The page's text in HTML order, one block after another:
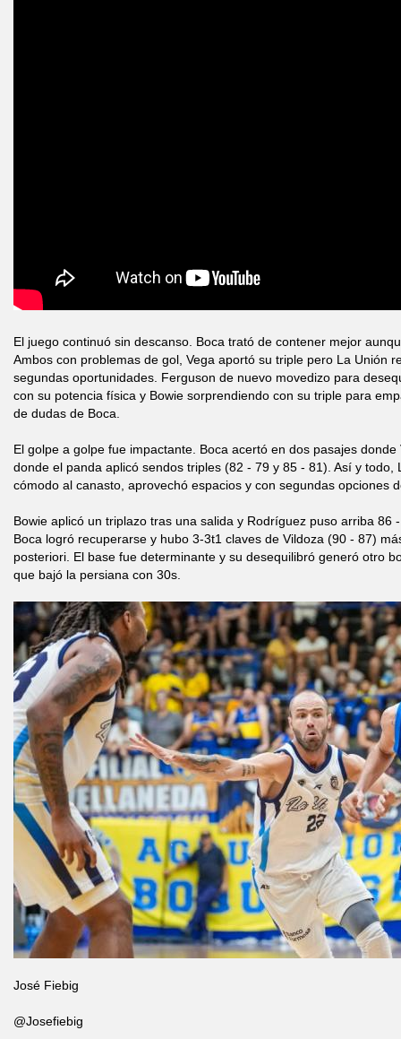
El juego continuó sin descanso. Boca trató de contener mejor
Ambos con problemas de gol, Vega aportó su triple pero La Unión
segundas oportunidades. Ferguson de nuevo movedizo para
con su potencia física y Bowie sorprendiendo con su triple para
de dudas de Boca.
El golpe a golpe fue impactante. Boca acertó en dos pasajes
donde el panda aplicó sendos triples (82 - 79 y 85 - 81). Así y todo,
cómodo al canasto, aprovechó espacios y con segundas opciones
Bowie aplicó un triplazo tras una salida y Rodríguez puso arriba 86
Boca logró recuperarse y hubo 3-3t1 claves de Vildoza (90 - 87)
posteriori. El base fue determinante y su desequilibró generó otro
que bajó la persiana con 30s.
José Fiebig
@Josefiebig